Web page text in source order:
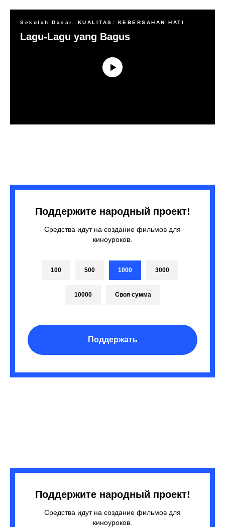
Sekolah Dasar. KUALITAS: KEBERSAHAN HATI
Lagu-Lagu yang Bagus
Поддержите народный проект!
Средства идут на создание фильмов для
киноуроков.
100 500 1000 3000
10000 Своя сумма
Поддержать
Поддержите народный проект!
Средства идут на создание фильмов для
киноуроков.